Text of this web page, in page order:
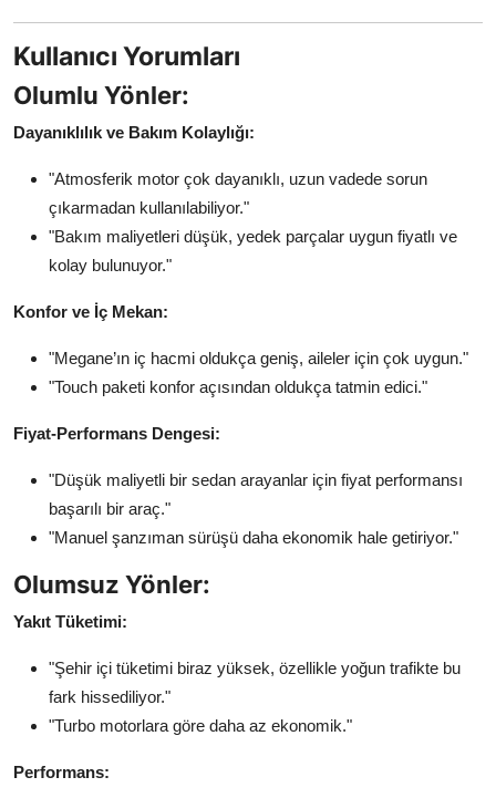
Kullanıcı Yorumları
Olumlu Yönler:
Dayanıklılık ve Bakım Kolaylığı:
"Atmosferik motor çok dayanıklı, uzun vadede sorun
çıkarmadan kullanılabiliyor."
"Bakım maliyetleri düşük, yedek parçalar uygun fiyatlı ve
kolay bulunuyor."
Konfor ve İç Mekan:
"Megane’ın iç hacmi oldukça geniş, aileler için çok uygun."
"Touch paketi konfor açısından oldukça tatmin edici."
Fiyat-Performans Dengesi:
"Düşük maliyetli bir sedan arayanlar için fiyat performansı
başarılı bir araç."
"Manuel şanzıman sürüşü daha ekonomik hale getiriyor."
Olumsuz Yönler:
Yakıt Tüketimi:
"Şehir içi tüketimi biraz yüksek, özellikle yoğun trafikte bu
fark hissediliyor."
"Turbo motorlara göre daha az ekonomik."
Performans: